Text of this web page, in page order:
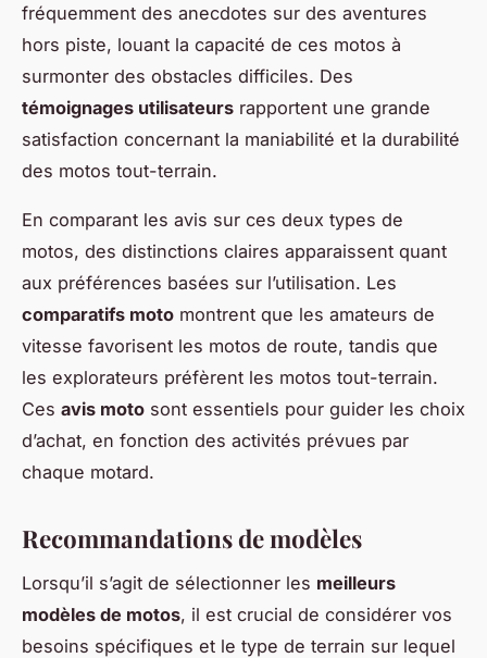
fréquemment des anecdotes sur des aventures
hors piste, louant la capacité de ces motos à
surmonter des obstacles difficiles. Des
témoignages utilisateurs rapportent une grande
satisfaction concernant la maniabilité et la durabilité
des motos tout-terrain.
En comparant les avis sur ces deux types de
motos, des distinctions claires apparaissent quant
aux préférences basées sur l’utilisation. Les
comparatifs moto montrent que les amateurs de
vitesse favorisent les motos de route, tandis que
les explorateurs préfèrent les motos tout-terrain.
Ces avis moto sont essentiels pour guider les choix
d’achat, en fonction des activités prévues par
chaque motard.
Recommandations de modèles
Lorsqu’il s’agit de sélectionner les meilleurs
modèles de motos, il est crucial de considérer vos
besoins spécifiques et le type de terrain sur lequel